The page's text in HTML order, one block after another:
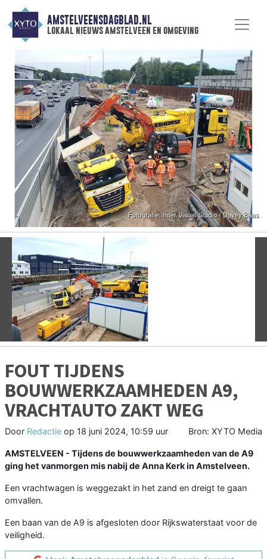
AMSTELVEENSDAGBLAD.NL
lokaal nieuws amstelveen en omgeving
Vorige
FOUT TIJDENS
BOUWWERKZAAMHEDEN A9,
VRACHTAUTO ZAKT WEG
Door Redactie op 18 juni 2024, 10:59 uur Bron: XYTO Media
AMSTELVEEN - Tijdens de bouwwerkzaamheden van de A9
ging het vanmorgen mis nabij de Anna Kerk in Amstelveen.
Een vrachtwagen is weggezakt in het zand en dreigt te gaan
omvallen.
Een baan van de A9 is afgesloten door Rijkswaterstaat voor de
veiligheid.